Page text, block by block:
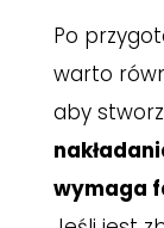
Po
warto
aby
wymaga